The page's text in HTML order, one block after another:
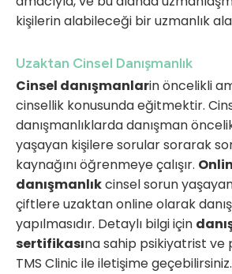
kişilerin alabileceği bir uzmanlık
Uzaktan Cinsel Danışmanlık
Cinsel danışmanlarin öncelikli
cinsellik konusunda eğitmektir.
danışmanlıklarda danışman
yaşayan kişilere sorular sorarak
kaynağını öğrenmeye çalışır.
danışmanlıkcinsel sorun
çiftlere uzaktan online olarak
yapılmasıdır. Detaylı bilgi için
sertifikasına sahip psikiyatrist ve
TMS Clinic ile iletişime geçebilirsiniz.